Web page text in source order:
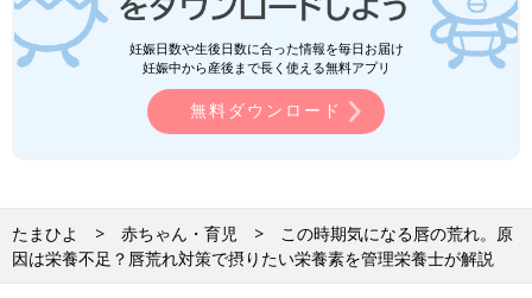
妊娠日数や生後日数に合った情報を毎日お届け
妊娠中から産後まで長く使える無料アプリ
無料ダウンロード
たまひよ 赤ちゃん・育児
この時期気になる唇の荒れ。原
因は栄養不足？唇荒れ対策で摂りたい栄養素を管理栄養士が解説